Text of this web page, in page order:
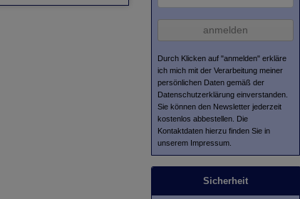
anmelden
Durch Klicken auf "anmelden" erkläre
ich mich mit der Verarbeitung meiner
persönlichen Daten gemäß der
Datenschutzerklärung einverstanden.
Sie können den Newsletter jederzeit
kostenlos abbestellen. Die
Kontaktdaten hierzu finden Sie in
unserem Impressum.
Sicherheit